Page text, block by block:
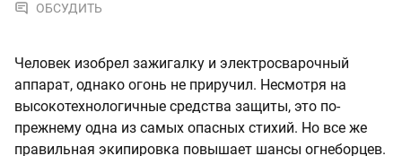
ОБСУДИТЬ
Человек изобрел зажигалку и электросварочный
аппарат, однако огонь не приручил. Несмотря на
высокотехнологичные средства защиты, это по-
прежнему одна из самых опасных стихий. Но все же
правильная экипировка повышает шансы огнеборцев.